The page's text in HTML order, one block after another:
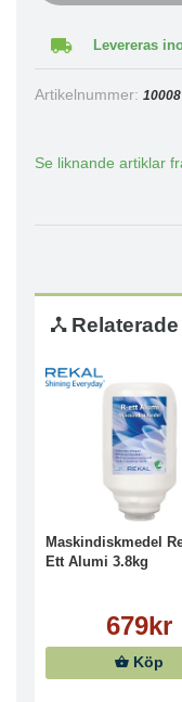
Levereras
Artikelnummer: 10008
Se liknande artiklar
Maskindiskmedel
Ett Alumi 3.8kg
679kr
Köp